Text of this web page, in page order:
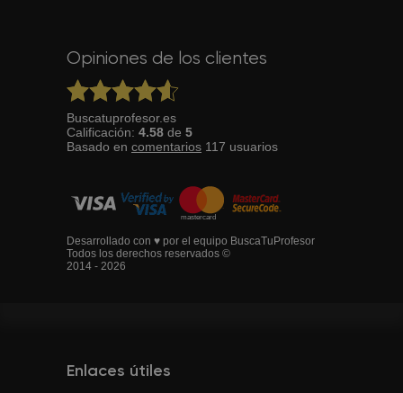
Opiniones de los clientes
Buscatuprofesor.es
Calificación: 4.58 de 5
Basado en comentarios 117 usuarios
Desarrollado con ♥ por el equipo BuscaTuProfesor
Todos los derechos reservados ©
2014 - 2026
Enlaces útiles